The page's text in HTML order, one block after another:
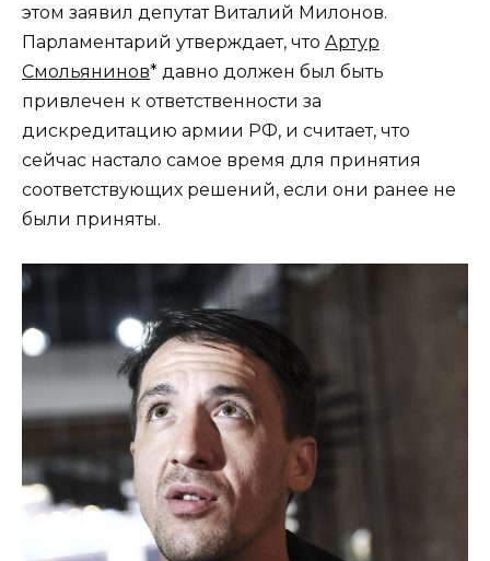
этом заявил депутат Виталий Милонов.
Парламентарий утверждает, что Артур
Смольянинов* давно должен был быть
привлечен к ответственности за
дискредитацию армии РФ, и считает, что
сейчас настало самое время для принятия
соответствующих решений, если они ранее не
были приняты.